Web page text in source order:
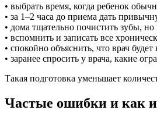
• выбрать время, когда ребенок
• за 1–2 часа до приема дать
• дома тщательно почистить зубы,
• вспомнить и записать все
• спокойно объяснить, что врач
• заранее спросить у врача, какие
Такая подготовка уменьшает
Частые ошибки и как